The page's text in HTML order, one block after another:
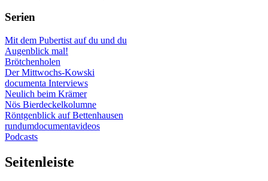
Serien
Mit dem Pubertist auf du und du
Augenblick mal!
Brötchenholen
Der Mittwochs-Kowski
documenta Interviews
Neulich beim Krämer
Nös Bierdeckelkolumne
Röntgenblick auf Bettenhausen
rundumdocumentavideos
Podcasts
Seitenleiste